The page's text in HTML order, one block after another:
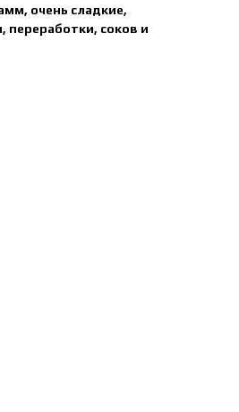
очень сладкие,
переработки, соков и